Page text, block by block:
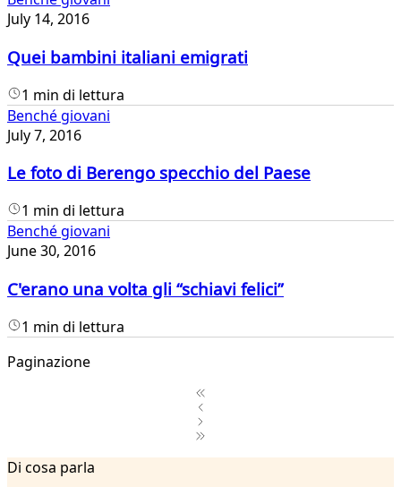
July 14, 2016
Quei bambini italiani emigrati
1 min di lettura
Benché giovani
July 7, 2016
Le foto di Berengo specchio del Paese
1 min di lettura
Benché giovani
June 30, 2016
C'erano una volta gli “schiavi felici”
1 min di lettura
Paginazione
2Di cosa parla